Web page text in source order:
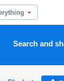
Search and